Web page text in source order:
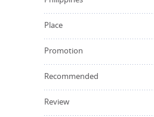
Place
Promotion
Recommended
Review